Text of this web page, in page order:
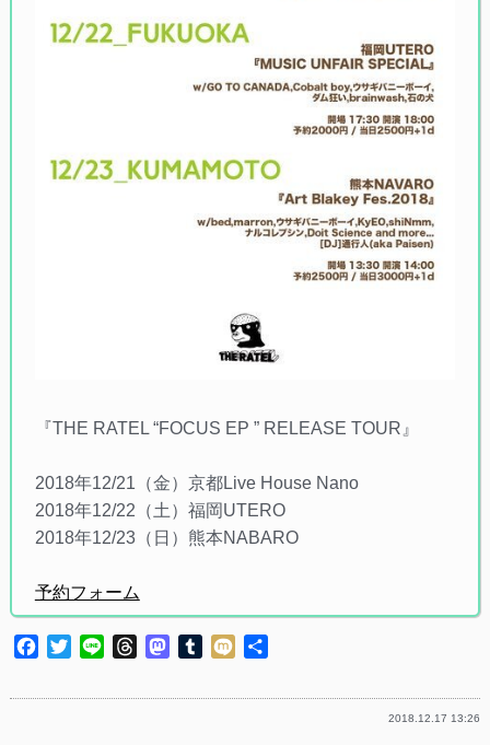
『THE RATEL “FOCUS EP ” RELEASE TOUR』
2018年12/21（金）京都Live House Nano
2018年12/22（土）福岡UTERO
2018年12/23（日）熊本NABARO
予約フォーム
Facebook
TwitterLine ThreadsMastodon
Tumblr
Mixi
2018.12.17 13:26